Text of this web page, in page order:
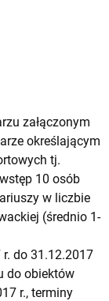
załączonym
określającym
tj.
10 osób
w liczbie
(średnio 1-
do 31.12.2017
do obiektów
r., terminy